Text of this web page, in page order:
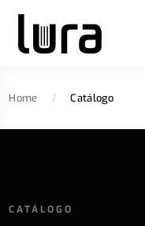
Home / Catálogo
CATÁLOGO